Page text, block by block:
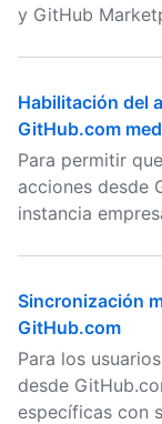
y GitHub
Habilitación del
GitHub.com
Para permitir
acciones desde
instancia
Sincronización
GitHub.com
Para los
desde
específicas con